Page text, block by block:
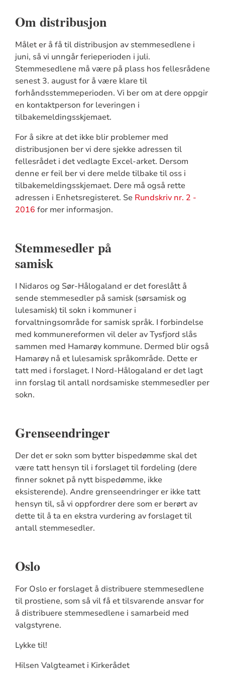
Om distribusjon
Målet er å få til distribusjon av stemmesedlene i
juni, så vi unngår ferieperioden i juli.
Stemmesedlene må være på plass hos fellesrådene
senest 3. august for å være klare til
forhåndsstemmeperioden. Vi ber om at dere oppgir
en kontaktperson for leveringen i
tilbakemeldingsskjemaet.
For å sikre at det ikke blir problemer med
distribusjonen ber vi dere sjekke adressen til
fellesrådet i det vedlagte Excel-arket. Dersom
denne er feil ber vi dere melde tilbake til oss i
tilbakemeldingsskjemaet. Dere må også rette
adressen i Enhetsregisteret. Se Rundskriv nr. 2 -
2016 for mer informasjon.
Stemmesedler på
I Nidaros og Sør-Hålogaland er det foreslått å
sende stemmesedler på samisk (sørsamisk og
lulesamisk) til sokn i kommuner i
forvaltningsområde for samisk språk. I forbindelse
med kommunereformen vil deler av Tysfjord slås
sammen med Hamarøy kommune. Dermed blir også
Hamarøy nå et lulesamisk språkområde. Dette er
tatt med i forslaget. I Nord-Hålogaland er det lagt
inn forslag til antall nordsamiske stemmesedler per
sokn.
Grenseendringer
Der det er sokn som bytter bispedømme skal det
være tatt hensyn til i forslaget til fordeling (dere
finner soknet på nytt bispedømme, ikke
eksisterende). Andre grenseendringer er ikke tatt
hensyn til, så vi oppfordrer dere som er berørt av
dette til å ta en ekstra vurdering av forslaget til
antall stemmesedler.
Oslo
For Oslo er forslaget å distribuere stemmesedlene
til prostiene, som så vil få et tilsvarende ansvar for
å distribuere stemmesedlene i samarbeid med
valgstyrene.
Lykke til!
Hilsen Valgteamet i Kirkerådet